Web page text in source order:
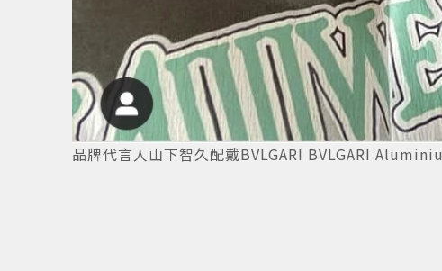
品牌代言人山下智久配戴BVLGARI BVLGARI